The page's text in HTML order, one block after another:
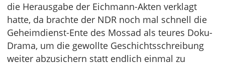
die Herausgabe der Eichmann-Akten verklagt
hatte, da brachte der NDR noch mal schnell die
Geheimdienst-Ente des Mossad als teures Doku-
Drama, um die gewollte Geschichtsschreibung
weiter abzusichern statt endlich einmal zu